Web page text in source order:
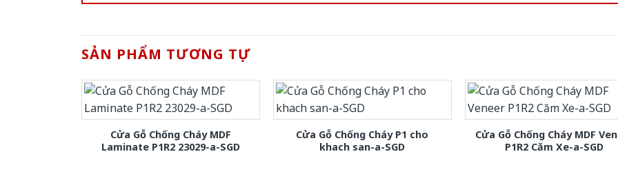
SẢN PHẨM TƯƠNG TỰ
Cửa Gỗ Chống Cháy MDF
Laminate P1R2 23029-a-SGD
Cửa Gỗ Chống Cháy P1 cho
khach san-a-SGD
Cửa Gỗ Chống Cháy MDF
P1R2 Căm Xe-a-SGD